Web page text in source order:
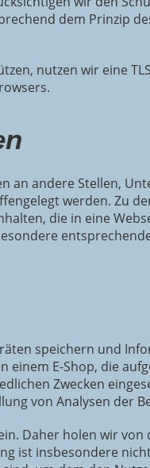
dem Prinzip
nutzen wir eine
an andere Stellen,
werden. Zu
die in eine
speichern und
einem E-Shop, die
Zwecken
von Analysen der
Daher holen wir von
ist insbesondere